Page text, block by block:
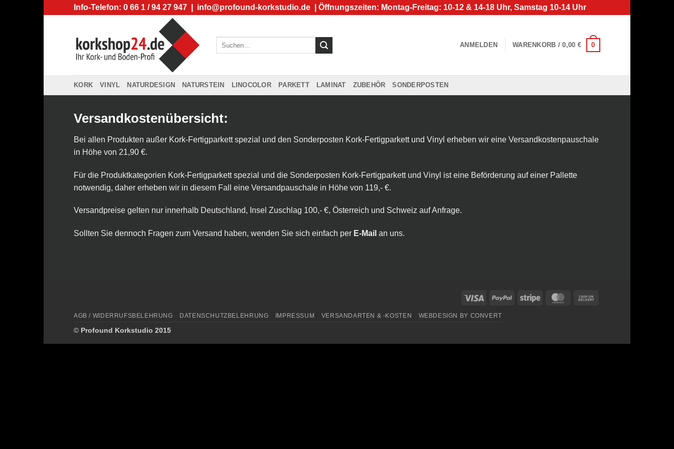
Info-Telefon: 0 66 1 / 94 27 947 | info@profound-korkstudio.de | Öffnungszeiten: Montag-Freitag: 10-12 & 14-18 Uhr, Samstag 10-14 Uhr
ANMELDEN WARENKORB /0,00 € 0
KORK VINYL NATURDESIGN NATURSTEIN LINOCOLOR PARKETT LAMINAT ZUBEHÖR SONDERPOSTEN
Versandkostenübersicht:
Bei allen Produkten außer Kork-Fertigparkett spezial und den Sonderposten Kork-Fertigparkett und Vinyl erheben wir eine Versandkostenpauschale
in Höhe von 21,90 €.
Für die Produktkategorien Kork-Fertigparkett spezial und die Sonderposten Kork-Fertigparkett und Vinyl ist eine Beförderung auf einer Pallette
notwendig, daher erheben wir in diesem Fall eine Versandpauschale in Höhe von 119,- €.
Versandpreise gelten nur innerhalb Deutschland, Insel Zuschlag 100,- €, Österreich und Schweiz auf Anfrage.
Sollten Sie dennoch Fragen zum Versand haben, wenden Sie sich einfach per E-Mail an uns.
Visa PayPal Stripe MasterCard
AGB / WIDERRUFSBELEHRUNG DATENSCHUTZBELEHRUNG IMPRESSUM VERSANDARTEN & -KOSTEN WEBDESIGN BY CONVERT
© Profound Korkstudio 2015